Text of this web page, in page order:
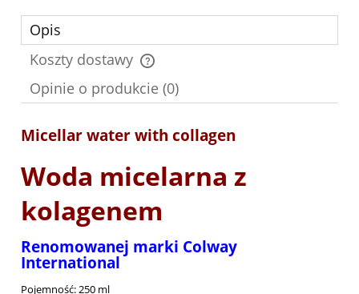
Opis
Koszty dostawy
Cena nie zawiera ewentualnych kosztów płatności
Opinie o produkcie (0)
Micellar water with collagen
Woda micelarna z
kolagenem
Renomowanej marki Colway
International
Pojemność: 250 ml